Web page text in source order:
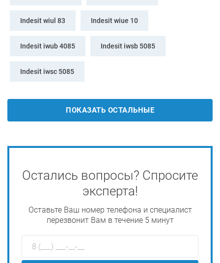
Indesit wiul 83 Indesit wiue 10
Indesit iwub 4085 Indesit iwsb 5085
Indesit iwsc 5085
ПОКАЗАТЬ ОСТАЛЬНЫЕ
Остались вопросы? Спросите
эксперта!
Оставьте Ваш номер телефона и специалист
перезвонит Вам в течение 5 минут